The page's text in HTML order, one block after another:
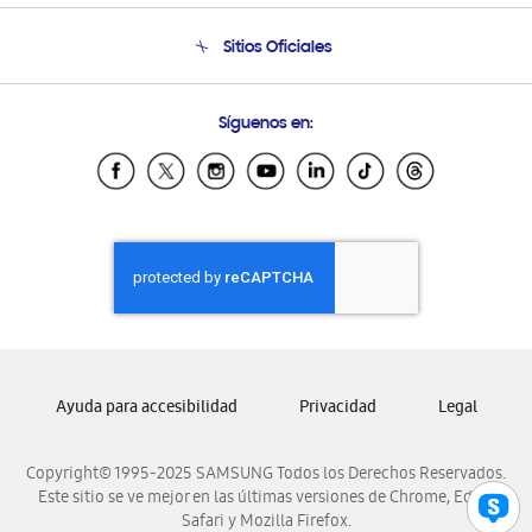
Condiciones de Compra
Soporte vía eMail
Sitios Oficiales
Samsung Ecuador
Samsung El Salvador
Samsung Honduras
Samsung Nicaragua
Samsung Panamá
Samsung Venezuela
Síguenos en:
Copyright© 1995-2025 SAMSUNG Todos los Derechos Reservados.
Este sitio se ve mejor en las últimas versiones de Chrome, Edge,
Safari y Mozilla Firefox.
Ayuda para accesibilidad Privacidad Legal